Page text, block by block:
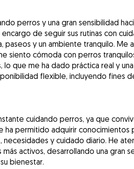
perros y una gran sensibilidad
de seguir sus rutinas con
paseos y un ambiente tranquilo. Me
siento cómoda con perros
que me ha dado práctica real y
flexible, incluyendo fines
cuidando perros, ya que
ha permitido adquirir conocimientos
necesidades y cuidado diario. He
activos, desarrollando una gran
bienestar.